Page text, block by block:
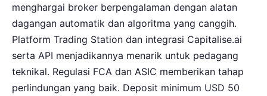
menghargai broker berpengalaman dengan alatan
dagangan automatik dan algoritma yang canggih.
Platform Trading Station dan integrasi Capitalise.ai
serta API menjadikannya menarik untuk pedagang
teknikal. Regulasi FCA dan ASIC memberikan tahap
perlindungan yang baik. Deposit minimum USD 50